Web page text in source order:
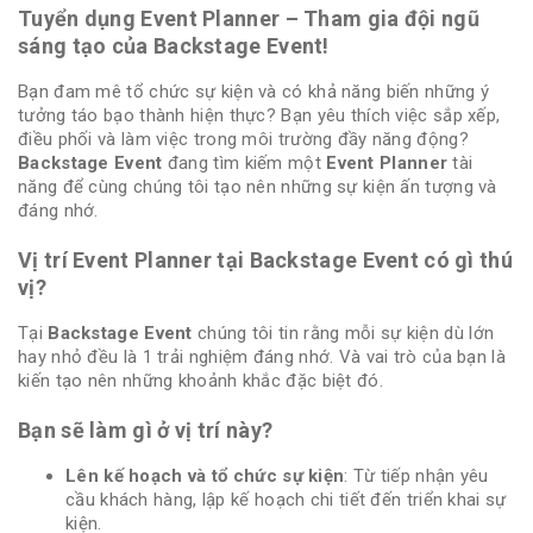
Tuyển dụng Event Planner – Tham gia đội ngũ
sáng tạo của Backstage Event!
Bạn đam mê tổ chức sự kiện và có khả năng biến những ý
tưởng táo bạo thành hiện thực? Bạn yêu thích việc sắp xếp,
điều phối và làm việc trong môi trường đầy năng động?
Backstage Event đang tìm kiếm một Event Planner tài
năng để cùng chúng tôi tạo nên những sự kiện ấn tượng và
đáng nhớ.
Vị trí Event Planner tại Backstage Event có gì thú
vị?
Tại Backstage Event chúng tôi tin rằng mỗi sự kiện dù lớn
hay nhỏ đều là 1 trải nghiệm đáng nhớ. Và vai trò của bạn là
kiến tạo nên những khoảnh khắc đặc biệt đó.
Bạn sẽ làm gì ở vị trí này?
Lên kế hoạch và tổ chức sự kiện: Từ tiếp nhận yêu
cầu khách hàng, lập kế hoạch chi tiết đến triển khai sự
kiện.